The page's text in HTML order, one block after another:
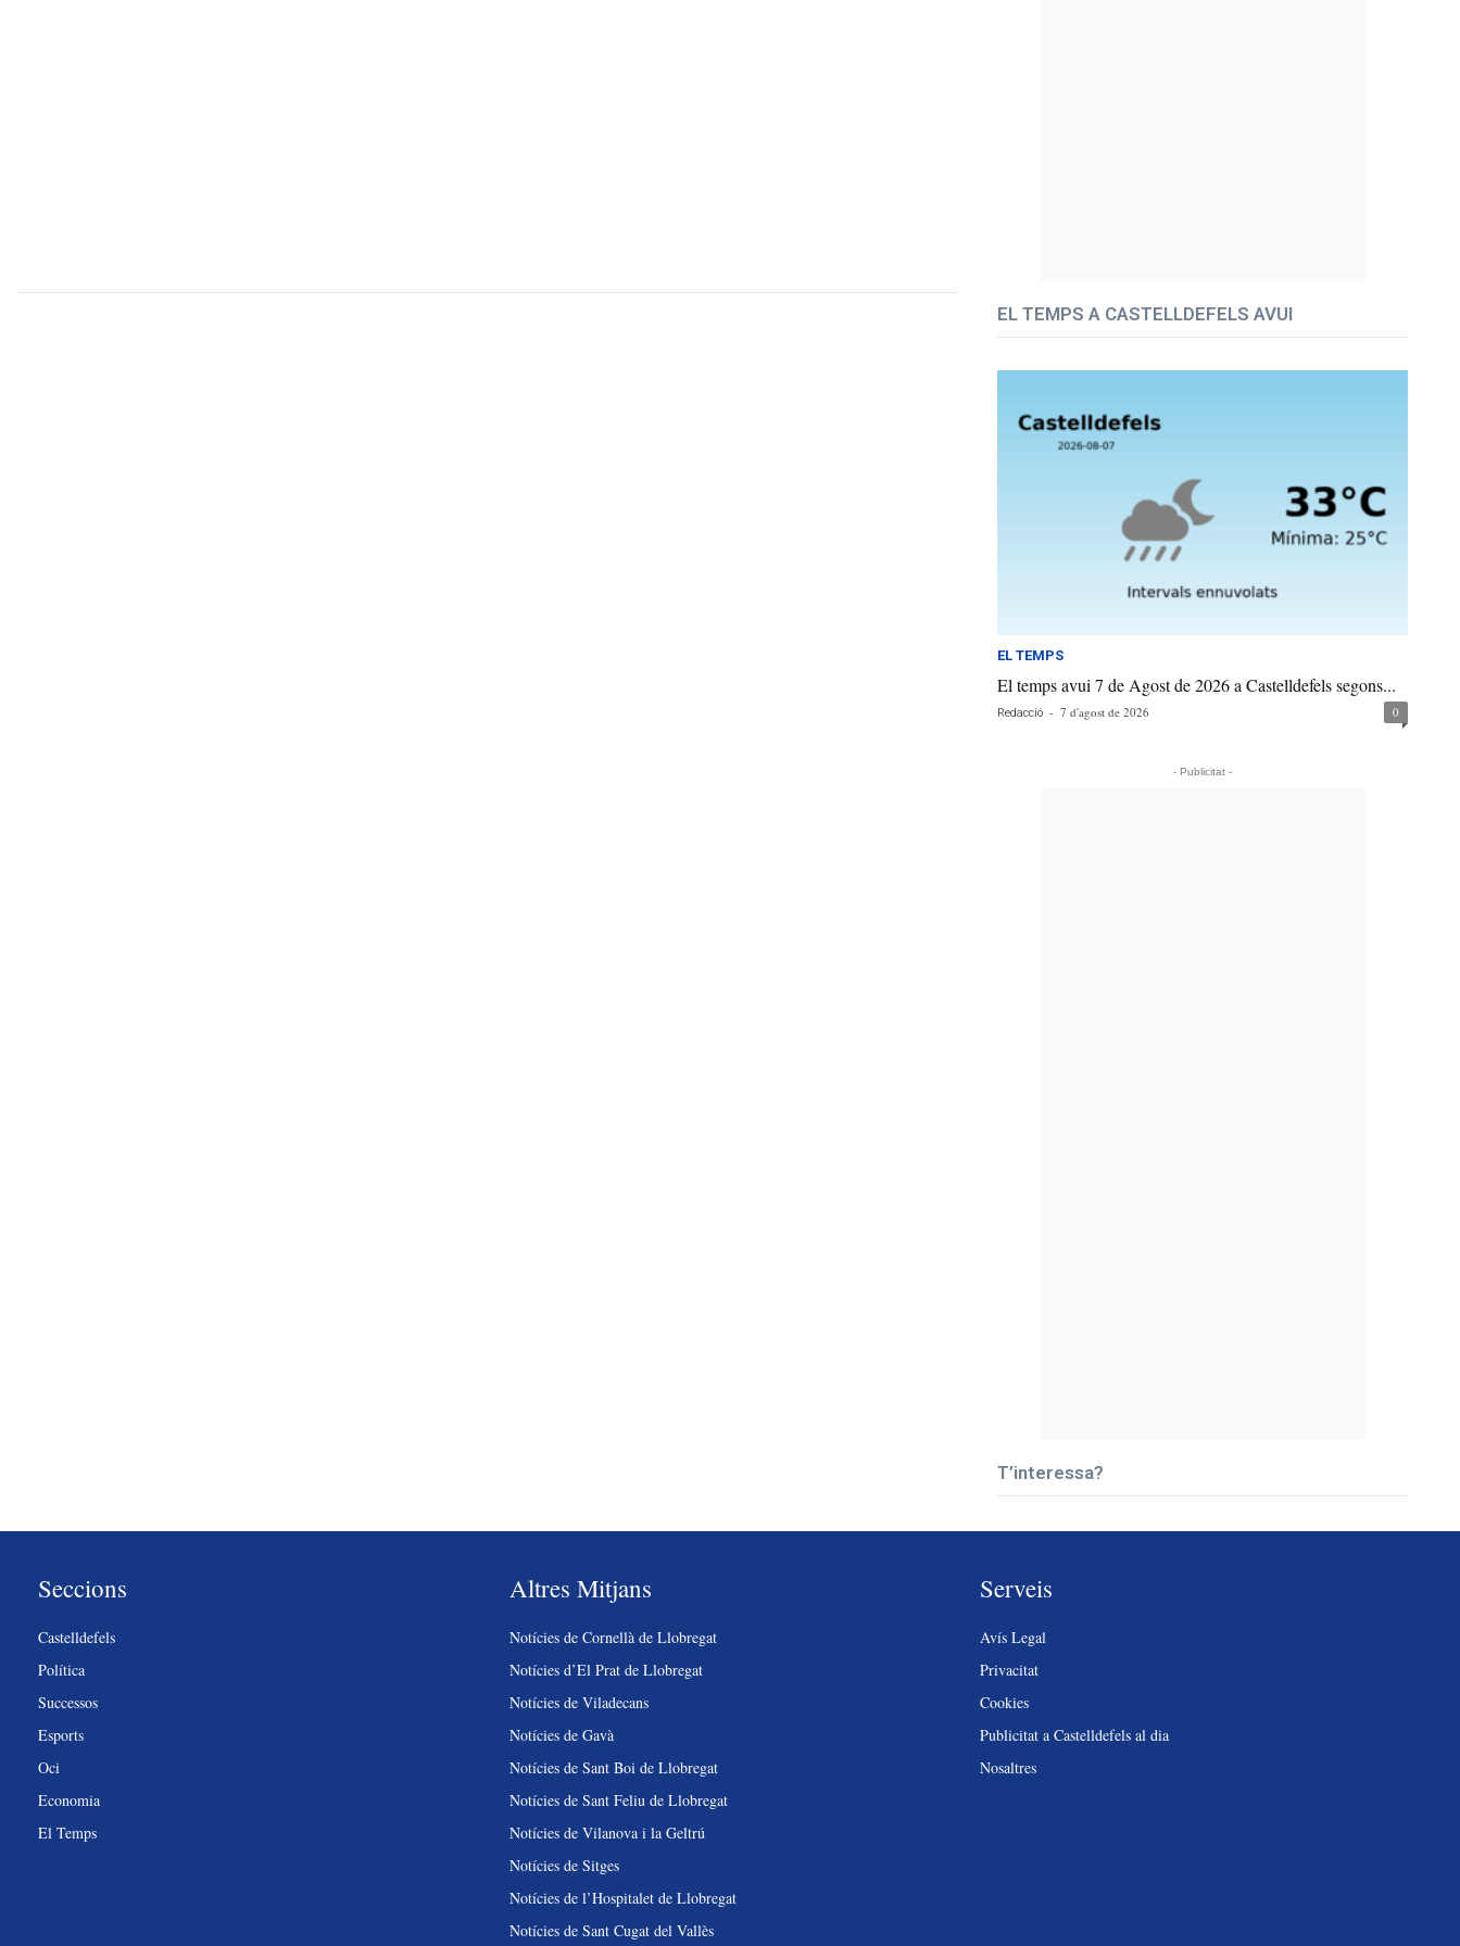
EL TEMPS A CASTELLDEFELS AVUI
EL TEMPS
El temps avui 7 de Agost de 2026 a Castelldefels segons...
Redacció - 7 d'agost de 2026 0
- Publicitat -
T’interessa?
Seccions
Castelldefels
Política
Successos
Esports
Oci
Economia
El Temps
Altres Mitjans
Notícies de Cornellà de Llobregat
Notícies d’El Prat de Llobregat
Notícies de Viladecans
Notícies de Gavà
Notícies de Sant Boi de Llobregat
Notícies de Sant Feliu de Llobregat
Notícies de Vilanova i la Geltrú
Notícies de Sitges
Notícies de l’Hospitalet de Llobregat
Notícies de Sant Cugat del Vallès
Serveis
Avís Legal
Privacitat
Cookies
Publicitat a Castelldefels al dia
Nosaltres